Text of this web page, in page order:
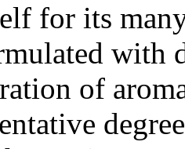
for its
with
of